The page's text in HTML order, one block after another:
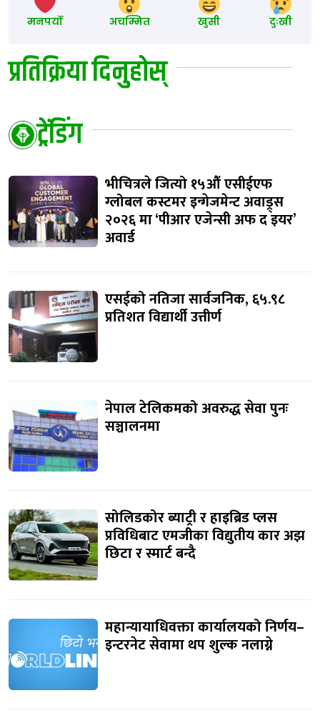
मनपर्यो अचम्मित खुसी दुःखी
प्रतिक्रिया दिनुहोस्
ट्रेंडिंग
भीचित्रले जित्यो १५औं एसीईएफ
ग्लोबल कस्टमर इन्गेजमेन्ट अवाड्र्स
२०२६ मा ‘पीआर एजेन्सी अफ द इयर’
अवार्ड
एसईको नतिजा सार्वजनिक, ६५.९८
प्रतिशत विद्यार्थी उत्तीर्ण
नेपाल टेलिकमको अवरुद्ध सेवा पुनः
सञ्चालनमा
सोलिडकोर ब्याट्री र हाइब्रिड प्लस
प्रविधिबाट एमजीका विद्युतीय कार अझ
छिटा र स्मार्ट बन्दै
महान्यायाधिवक्ता कार्यालयको निर्णय–
इन्टरनेट सेवामा थप शुल्क नलाग्ने